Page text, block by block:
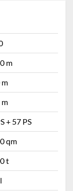
m
m
m
+ 57 PS
qm
t